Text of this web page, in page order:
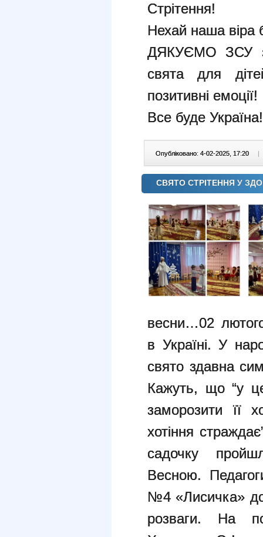
Стрітення!
Нехай наша віра
ДЯКУЄМО ЗСУ
свята для
позитивні емоції!
Все буде Україна!
Опубліковано: 4-02-2025, 17:20 |
СВЯТО СТРІТЕННЯ У
весни…02
в Україні. У
свято здавна
Кажуть, що “у
заморозити її
хотіння
садочку
Весною.
№4 «Лисичка»
розваги. На